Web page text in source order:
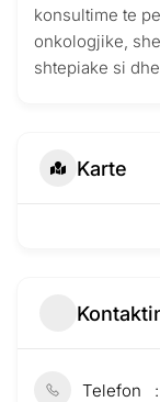
konsultime te
onkologjike,
shtepiake si
Karte
Telefon